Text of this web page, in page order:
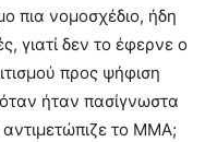
πια νομοσχέδιο, ήδη
γιατί δεν το έφερνε ο
προς ψήφιση
ήταν πασίγνωστα
το ΜΜΑ;